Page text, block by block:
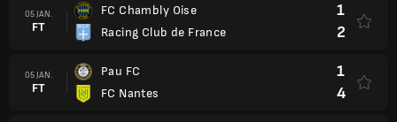
05 JAN.
FT
FC Chambly Oise
Racing Club de France
1
2
05 JAN.
FT
Pau FC
FC Nantes
1
4